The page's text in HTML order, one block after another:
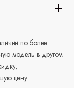
по более
модель в другом
цену